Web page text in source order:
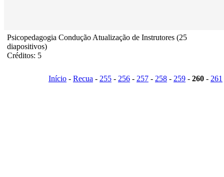
Psicopedagogia Condução Atualização de Instrutores (25
diapositivos)
Créditos: 5
Início - Recua - 255 - 256 - 257 - 258 - 259 - 260 - 261